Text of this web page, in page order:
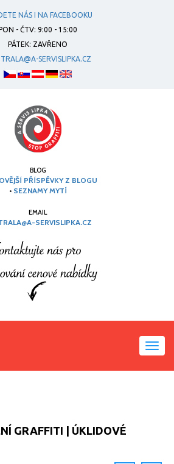
NÁS I NA FACEBOOKU
- ČTV: 9:00 - 15:00
PÁTEK: ZAVŘENO
SERVISLIPKA.CZ
BLOG
PŘÍSPĚVKY Z BLOGU
• SEZNAMY MYTÍ
EMAIL
SERVISLIPKA.CZ
GRAFFITI | ÚKLIDOVÉ